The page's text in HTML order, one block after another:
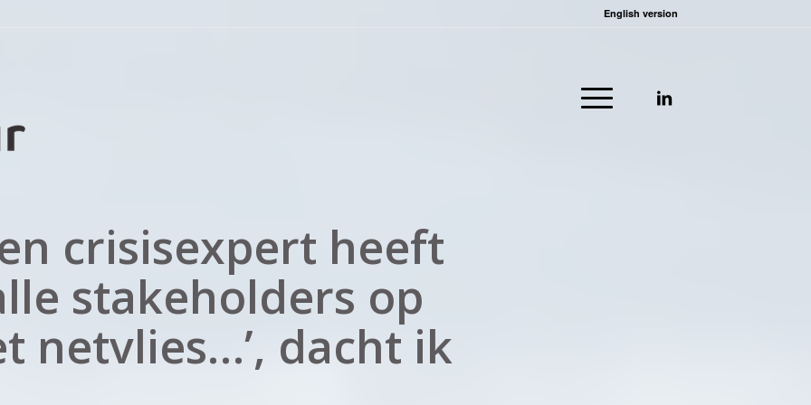
English version
crisisexpert heeft
stakeholders op
netvlies…’, dacht ik